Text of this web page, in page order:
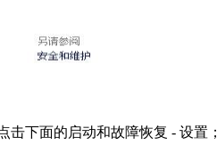
下面的启动和故障恢复 - 设置；